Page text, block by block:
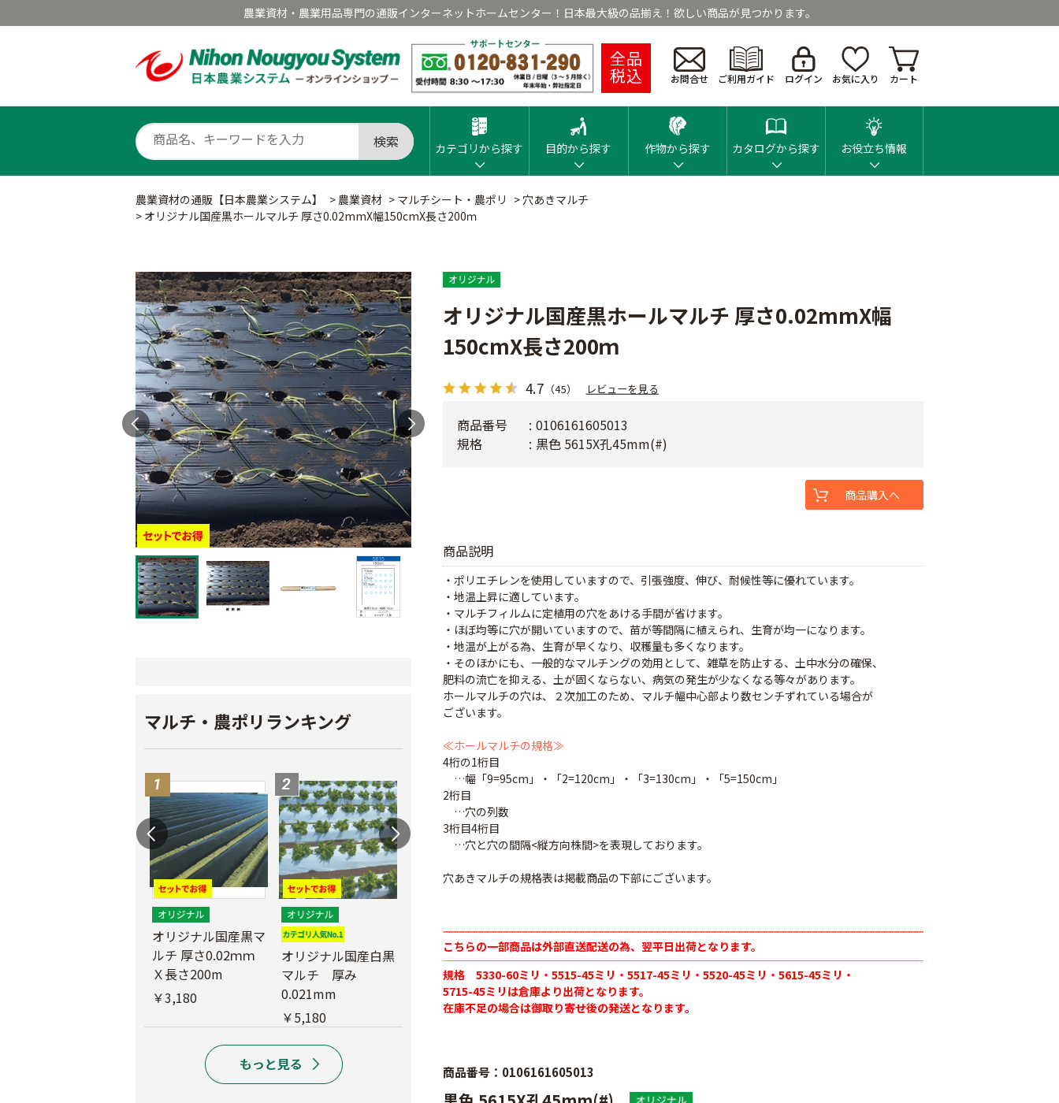
農業資材・農業用品専門の通販インターネットホームセンター！日本最大級の品揃え！欲しい商品が見つかります。
全品
税込 お問合せ ご利用ガイド ログイン お気に入り カート
検索 カテゴリから探す 目的から探す 作物から探す カタログから探す お役立ち情報
農業資材の通販【日本農業システム】 > 農業資材 > マルチシート・農ポリ > 穴あきマルチ
> オリジナル国産黒ホールマルチ 厚さ0.02mmX幅150cmX長さ200ｍ
マルチ・農ポリランキング
オリジナル国産黒マ
ルチ 厚さ0.02ｍｍ
Ｘ長さ200m
￥3,180
オリジナル国産白黒
マルチ 厚み
0.021mm
￥5,180
オリジナル国産銀黒
マルチ 厚さ
0.023mm
￥5,680
オリジナル国産黒ホ
ールマルチ 厚さ
0.02mmX幅95cmX
長さ200ｍ
￥4,180
ルチ 厚さ0.02ｍｍ
Ｘ長さ400ｍ
￥8,780
（農ポリ）透明マル
さ100ｍ
オリジナル国産黒ホールマルチ 厚さ0.02mmX幅
150cmX長さ200ｍ
4.7 （45） レビューを見る
商品説明
・ポリエチレンを使用していますので、引張強度、伸び、耐候性等に優れています。
・地温上昇に適しています。
・マルチフィルムに定植用の穴をあける手間が省けます。
・ほぼ均等に穴が開いていますので、苗が等間隔に植えられ、生育が均一になります。
・地温が上がる為、生育が早くなり、収穫量も多くなります。
・そのほかにも、一般的なマルチングの効用として、雑草を防止する、土中水分の確保、
肥料の流亡を抑える、土が固くならない、病気の発生が少なくなる等々があります。
ホールマルチの穴は、２次加工のため、マルチ幅中心部より数センチずれている場合が
ございます。
≪ホールマルチの規格≫
4桁の1桁目
…幅「9=95cm」・「2=120cm」・「3=130cm」・「5=150cm」
2桁目
…穴の列数
3桁目4桁目
…穴と穴の間隔<縦方向株間>を表現しております。
穴あきマルチの規格表は掲載商品の下部にございます。
こちらの一部商品は外部直送配送の為、翌平日出荷となります。
規格 5330-60ミリ・5515-45ミリ・5517-45ミリ・5520-45ミリ・5615-45ミリ・
5715-45ミリは倉庫より出荷となります。
在庫不足の場合は御取り寄せ後の発送となります。
商品番号
0106161605013
規格
黒色 5615X孔45mm(#)
商品購入へ
商品番号：0106161605013